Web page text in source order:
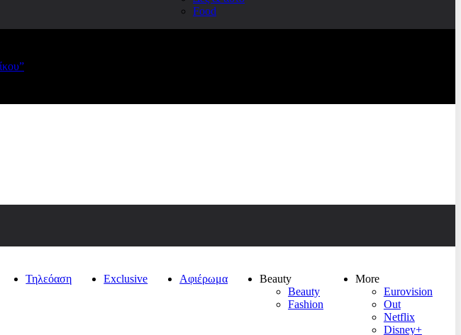
Food
Τηλεόαση Exclusive Αφιέρωμα
Beauty
Beauty
Fashion
More
Eurovision
Out
Netflix
Disney+